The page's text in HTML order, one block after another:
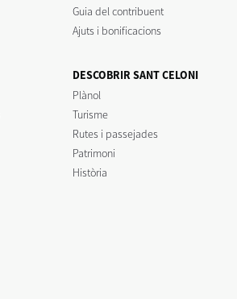
Guia del contribuent
Ajuts i bonificacions
DESCOBRIR SANT CELONI
Plànol
Turisme
Rutes i passejades
Patrimoni
Història